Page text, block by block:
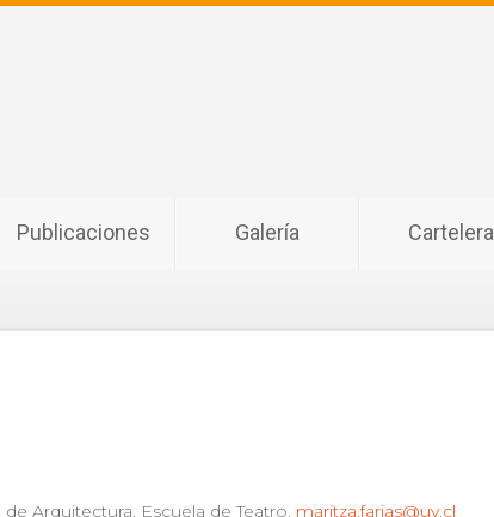
Publicaciones Galería Cartelera
Arquitectura, Escuela de Teatro. maritza.farias@uv.cl